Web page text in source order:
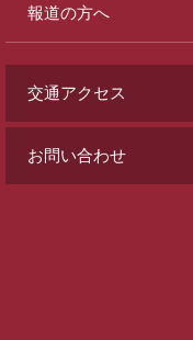
報道の方へ
交通アクセス
お問い合わせ